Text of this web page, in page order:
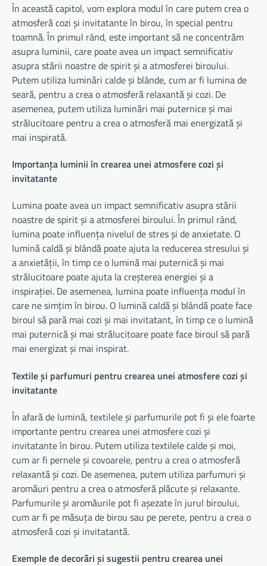
În această capitol, vom explora modul în care putem crea o
atmosferă cozi și invitatante în birou, în special pentru
toamnă. În primul rând, este important să ne concentrăm
asupra luminii, care poate avea un impact semnificativ
asupra stării noastre de spirit și a atmosferei biroului.
Putem utiliza luminări calde și blânde, cum ar fi lumina de
seară, pentru a crea o atmosferă relaxantă și cozi. De
asemenea, putem utiliza luminări mai puternice și mai
strălucitoare pentru a crea o atmosferă mai energizată și
mai inspirată.
Importanța luminii în crearea unei atmosfere cozi și
invitatante
Lumina poate avea un impact semnificativ asupra stării
noastre de spirit și a atmosferei biroului. În primul rând,
lumina poate influența nivelul de stres și de anxietate. O
lumină caldă și blândă poate ajuta la reducerea stresului și
a anxietății, în timp ce o lumină mai puternică și mai
strălucitoare poate ajuta la creșterea energiei și a
inspirației. De asemenea, lumina poate influența modul în
care ne simțim în birou. O lumină caldă și blândă poate face
biroul să pară mai cozi și mai invitatant, în timp ce o lumină
mai puternică și mai strălucitoare poate face biroul să pară
mai energizat și mai inspirat.
Textile și parfumuri pentru crearea unei atmosfere cozi și
invitatante
În afară de lumină, textilele și parfumurile pot fi și ele foarte
importante pentru crearea unei atmosfere cozi și
invitatante în birou. Putem utiliza textilele calde și moi,
cum ar fi pernele și covoarele, pentru a crea o atmosferă
relaxantă și cozi. De asemenea, putem utiliza parfumuri și
aromăuri pentru a crea o atmosferă plăcute și relaxante.
Parfumurile și aromăurile pot fi așezate în jurul biroului,
cum ar fi pe măsuța de birou sau pe perete, pentru a crea o
atmosferă cozi și invitatantă.
Exemple de decorări și sugestii pentru crearea unei